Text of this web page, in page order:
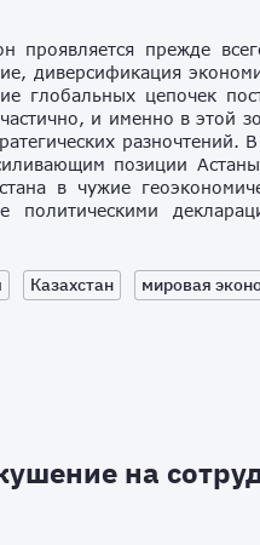
проявляется прежде
диверсификация
глобальных цепочек
и именно в этой
разночтений.
позиции
в чужие
политическими
Казахстан мировая
на